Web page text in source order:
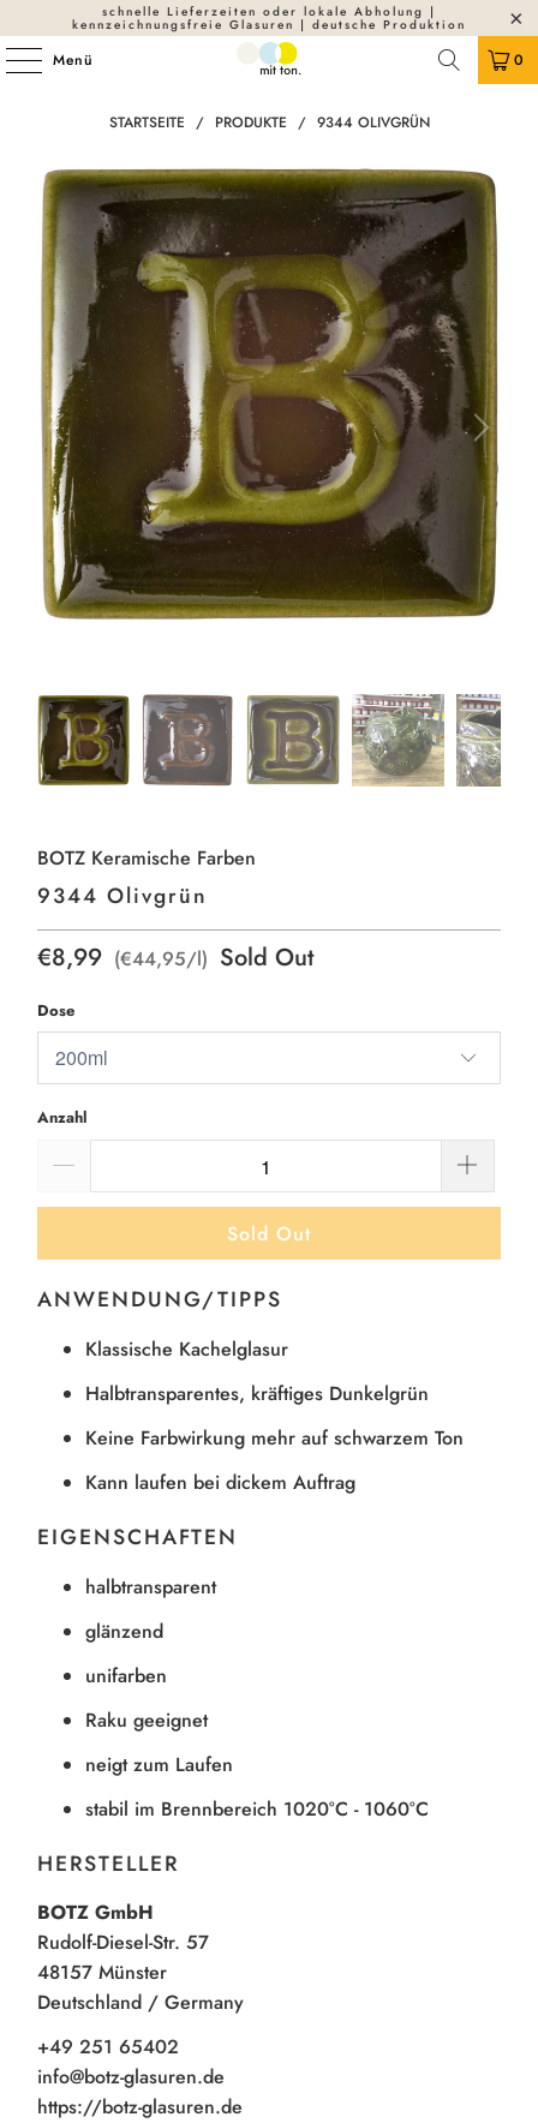
schnelle Lieferzeiten oder lokale Abholung |
kennzeichnungsfreie Glasuren | deutsche Produktion
Menü 0
STARTSEITE / PRODUKTE / 9344 OLIVGRÜN
BOTZ Keramische Farben
9344 Olivgrün
€8,99 (€44,95/l) Sold Out
Dose
Anzahl
Sold Out
ANWENDUNG/TIPPS
Klassische Kachelglasur
Halbtransparentes, kräftiges Dunkelgrün
Keine Farbwirkung mehr auf schwarzem Ton
Kann laufen bei dickem Auftrag
EIGENSCHAFTEN
halbtransparent
glänzend
unifarben
Raku geeignet
neigt zum Laufen
stabil im Brennbereich 1020°C - 1060°C
HERSTELLER
BOTZ GmbH
Rudolf-Diesel-Str. 57
48157 Münster
Deutschland / Germany
+49 251 65402
info@botz-glasuren.de
https://botz-glasuren.de